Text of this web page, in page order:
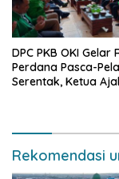
DPC PKB OKI Gelar
Perdana Pasca-
Serentak, Ketua
Rekomendasi